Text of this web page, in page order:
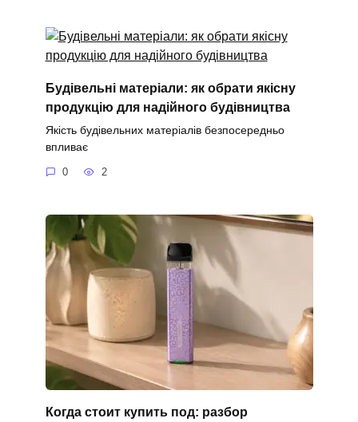
Будівельні матеріали: як обрати якісну
продукцію для надійного будівництва
Якість будівельних матеріалів безпосередньо
впливає
0 2
Когда стоит купить под: разбор